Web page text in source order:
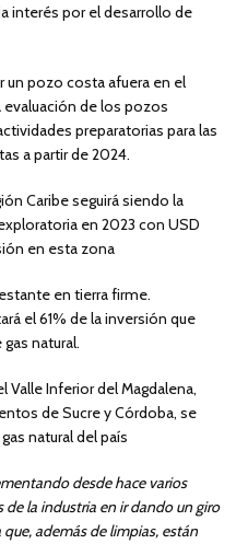
interés por el desarrollo de
un pozo costa afuera en el
evaluación de los pozos
preparatorias para las
a partir de 2024.
Caribe seguirá siendo la
en 2023 con USD
en esta zona
en tierra firme.
el 61% de la inversión que
natural.
Valle Inferior del Magdalena,
de Sucre y Córdoba, se
natural del país
desde hace varios
de la industria en ir dando un giro
además de limpias, están